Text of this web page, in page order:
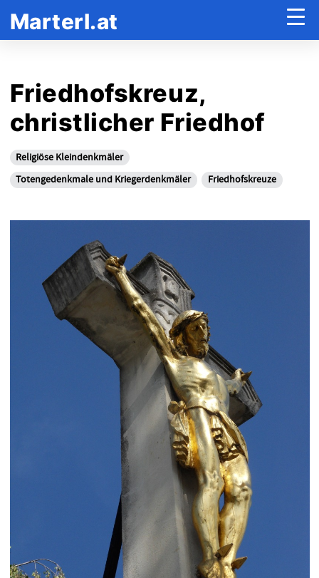
Marterl.at
Friedhofskreuz,
christlicher Friedhof
Religiöse Kleindenkmäler
Totengedenkmale und Kriegerdenkmäler
Friedhofskreuze